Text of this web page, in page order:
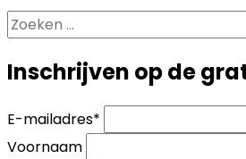
Zoeken
naar:
Inschrijven op de
E-mailadres*
Voornaam